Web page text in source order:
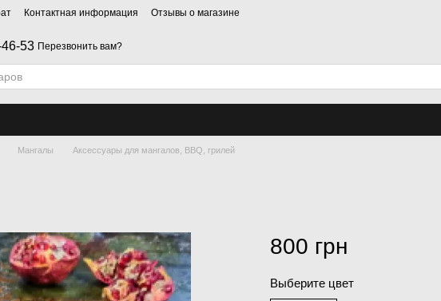
Контактная информация Отзывы о магазине
53 Перезвонить вам?
Мангалы Аксессуары для мангалов, BBQ, грилей
800 грн
Выберите цвет